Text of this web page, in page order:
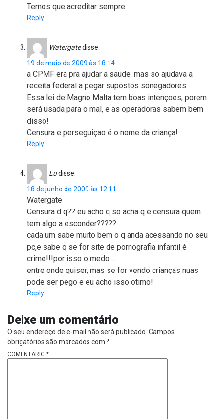
Temos que acreditar sempre.
Reply
Watergatedisse:
19 de maio de 2009 às 18:14
a CPMF era pra ajudar a saude, mas so ajudava a
receita federal a pegar supostos sonegadores.
Essa lei de Magno Malta tem boas intençoes, porem
será usada para o mal, e as operadoras sabem bem
disso!
Censura e perseguiçao é o nome da criança!
Reply
Ludisse:
18 de junho de 2009 às 12:11
Watergate
Censura d q?? eu acho q só acha q é censura quem
tem algo a esconder?????
cada um sabe muito bem o q anda acessando no seu
pc,e sabe q se for site de pornografia infantil é
crime!!!por isso o medo…
entre onde quiser, mas se for vendo crianças nuas
pode ser pego e eu acho isso otimo!
Reply
Deixe um comentário
O seu endereço de e-mail não será publicado. Campos
obrigatórios são marcados com *
COMENTÁRIO *